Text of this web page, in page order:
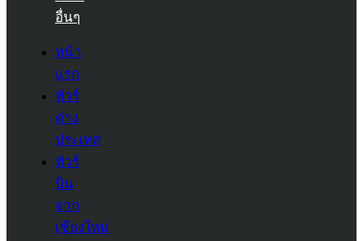
อื่นๆ
หน้า
แรก
ทัวร์
ต่าง
ประเทศ
ทัวร์
บิน
จาก
เชียงใหม่